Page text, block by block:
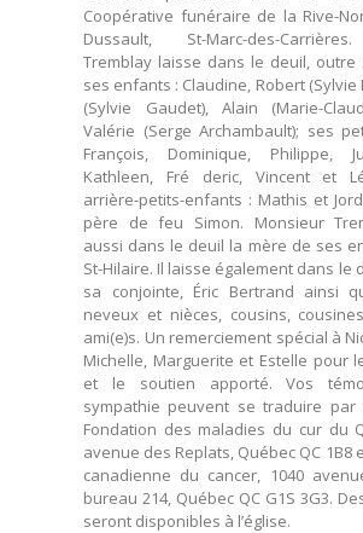
Coopérative funéraire de la Rive-
Dussault, St-Marc-des-
Tremblay laisse dans le deuil, outre
ses enfants : Claudine, Robert (Sylvie
(Sylvie Gaudet), Alain (Marie-
Valérie (Serge Archambault); ses
François, Dominique, Philippe,
Kathleen, Fré deric, Vincent et
arrière-petits-enfants : Mathis et
père de feu Simon. Monsieur
aussi dans le deuil la mère de ses
St-Hilaire. Il laisse également dans le
sa conjointe, Éric Bertrand ainsi
neveux et nièces, cousins,
ami(e)s. Un remerciement spécial à
Michelle, Marguerite et Estelle pour
et le soutien apporté. Vos
sympathie peuvent se traduire
Fondation des maladies du cur du
avenue des Replats, Québec QC 1B8
canadienne du cancer, 1040
bureau 214, Québec QC G1S 3G3.
seront disponibles à l’église.